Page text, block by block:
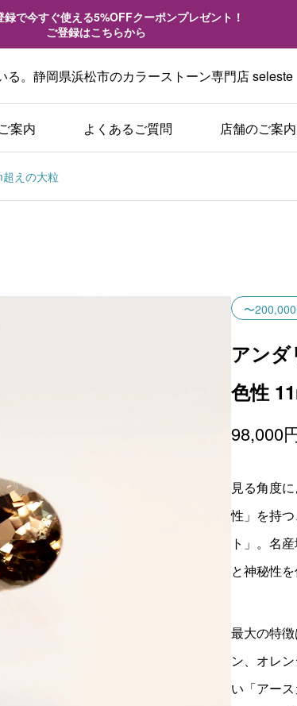
録で今すぐ使える5%OFFクーポンプレゼント！
ご登録はこちらから
。静岡県浜松市のカラーストーン専門店 seleste
案内 よくあるご質問 店舗のご案内
えの大粒
〜
アン
色性
98,000
見る角度
性」を持
ト」。名
と神秘性
最大の特
ン、オレ
い「アー